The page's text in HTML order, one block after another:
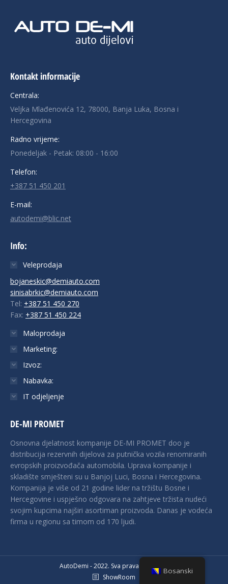
Kontakt informacije
Centrala:
Veljka Mlađenovića 12, 78000, Banja Luka, Bosna i
Hercegovina
Radno vrijeme:
Ponedeljak - Petak: 08:00 - 16:00
Telefon:
+387 51 450 201
E-mail:
autodemi@blic.net
Info:
Veleprodaja
bojaneskic@demiauto.com
sinisabrkic@demiauto.com
Tel: +387 51 450 270
Fax: +387 51 450 224
Maloprodaja
Marketing:
Izvoz:
Nabavka:
IT odjeljenje
DE-MI PROMET
Osnovna djelatnost kompanije DE-MI PROMET doo je
distribucija rezervnih dijelova za putnička vozila renomiranih
evropskih proizvođača automobila. Uprava kompanije i
skladište smješteni su u Banjoj Luci, Bosna i Hercegovina.
Kompanija je više od 21 godine lider na tržištu Bosne i
Hercegovine i uspješno odgovara na zahtjeve tržista nudeći
svojim kupcima najširi asortiman proizvoda. Danas je vodeća
firma u regionu sa timom od 170 ljudi.
AutoDemi - 2022. Sva prava zadržana.
ShowRoom
Bosanski